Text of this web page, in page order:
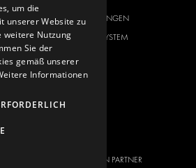
KOMPLETTLÖSUNGEN
ÜBER MODUL-SYSTEM
NEUIGKEITEN
KONTAKT
WERDEN SIE EIN PARTNER
um die
unserer Website zu
weitere Nutzung
Sie der
gemäß unserer
Informationen